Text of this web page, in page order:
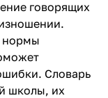
говорящих
нормы
Словарь
школы, их